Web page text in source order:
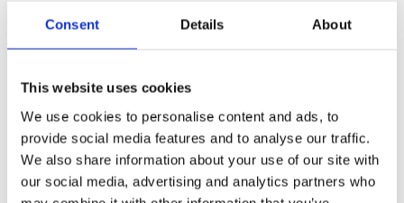
Consent Details About
This website uses cookies
We use cookies to personalise content and ads, to
provide social media features and to analyse our traffic.
We also share information about your use of our site with
our social media, advertising and analytics partners who